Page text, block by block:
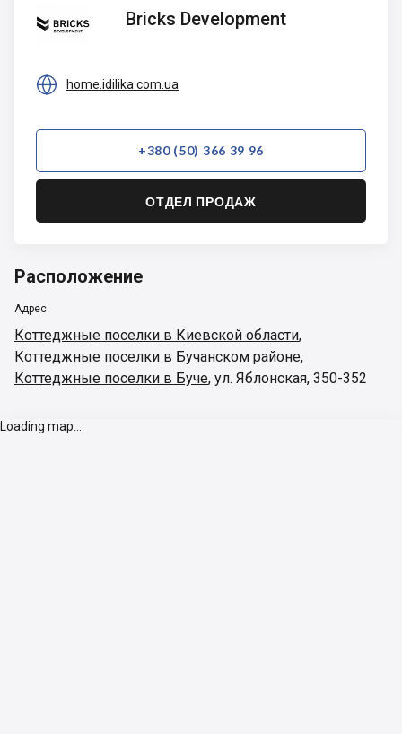
Development
Bricks Development
 home.idilika.com.ua
+380 (50) 366 39 96
ОТДЕЛ ПРОДАЖ
Расположение
Адрес
Коттеджные поселки в Киевской области,
Коттеджные поселки в Бучанском районе,
Коттеджные поселки в Буче, ул. Яблонская, 350-352
Loading map...